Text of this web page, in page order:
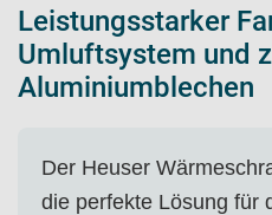
Leistungsstarker
Umluftsystem und
Aluminiumblechen
Der Heuser
die perfekte Lösung für